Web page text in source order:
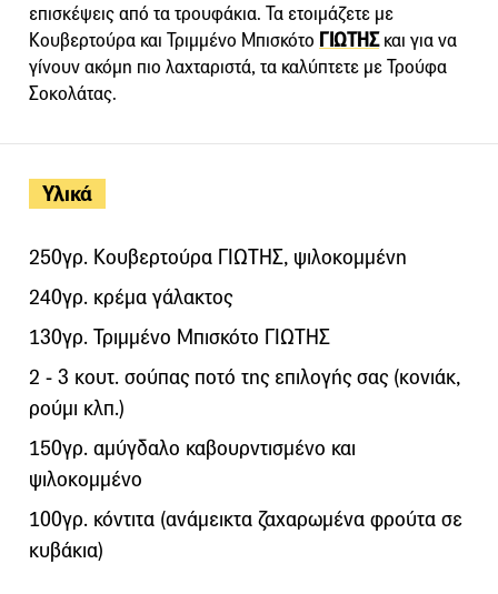
Υλικά
250γρ. Κουβερτούρα ΓΙΩΤΗΣ, ψιλοκομμένη
240γρ. κρέμα γάλακτος
130γρ. Τριμμένο Μπισκότο ΓΙΩΤΗΣ
2 - 3 κουτ. σούπας ποτό της επιλογής σας (κονιάκ,
ρούμι κλπ.)
150γρ. αμύγδαλο καβουρντισμένο και
ψιλοκομμένο
100γρ. κόντιτα (ανάμεικτα ζαχαρωμένα φρούτα σε
κυβάκια)
επισκέψεις από τα τρουφάκια. Τα ετοιμάζετε με
Κουβερτούρα και Τριμμένο Μπισκότο ΓΙΩΤΗΣκαι για να
γίνουν ακόμη πιο λαχταριστά, τα καλύπτετε με Τρούφα
Σοκολάτας.